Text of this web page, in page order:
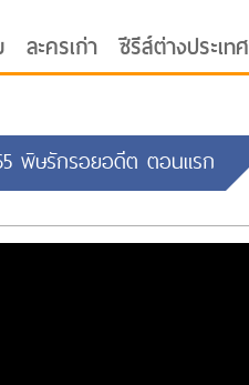
ละครเก่า ซีรีส์ต่างประเทศ
พิษรักรอยอดีต ตอนแรก